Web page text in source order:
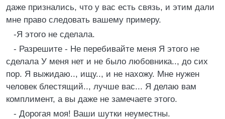
даже признались, что у вас есть связь, и этим дали
мне право следовать вашему примеру.
-Я этого не сделала.
- Разрешите - Не перебивайте меня Я этого не
сделала У меня нет и не было любовника.., до сих
пор. Я выжидаю.., ищу.., и не нахожу. Мне нужен
человек блестящий.., лучше вас... Я делаю вам
комплимент, а вы даже не замечаете этого.
- Дорогая моя! Ваши шутки неуместны.